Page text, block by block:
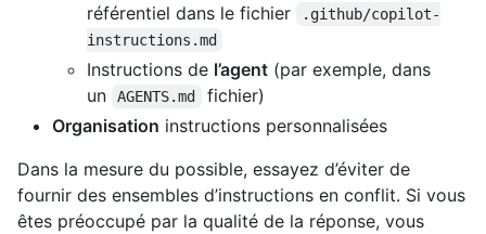
référentiel dans le fichier
.github/copilot-
instructions.md
Instructions de l’agent (par exemple, dans
un
AGENTS.md
fichier)
Organisation instructions personnalisées
Dans la mesure du possible, essayez d’éviter de
fournir des ensembles d’instructions en conflit. Si vous
êtes préoccupé par la qualité de la réponse, vous